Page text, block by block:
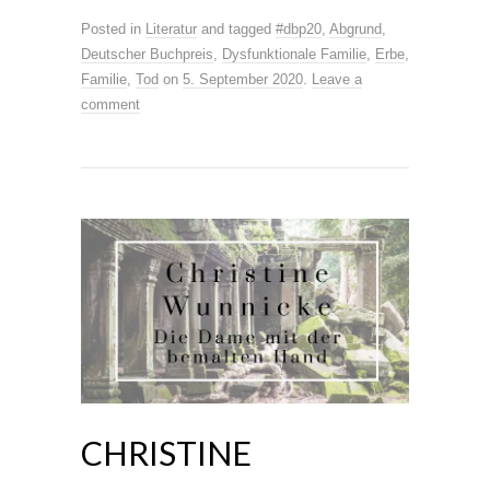
Posted in Literatur and tagged #dbp20 Abgrund
Deutscher Buchpreis
Dysfunktionale Familie Erbe
Familie Tod on 5. September 2020
Leave a
comment
CHRISTINE